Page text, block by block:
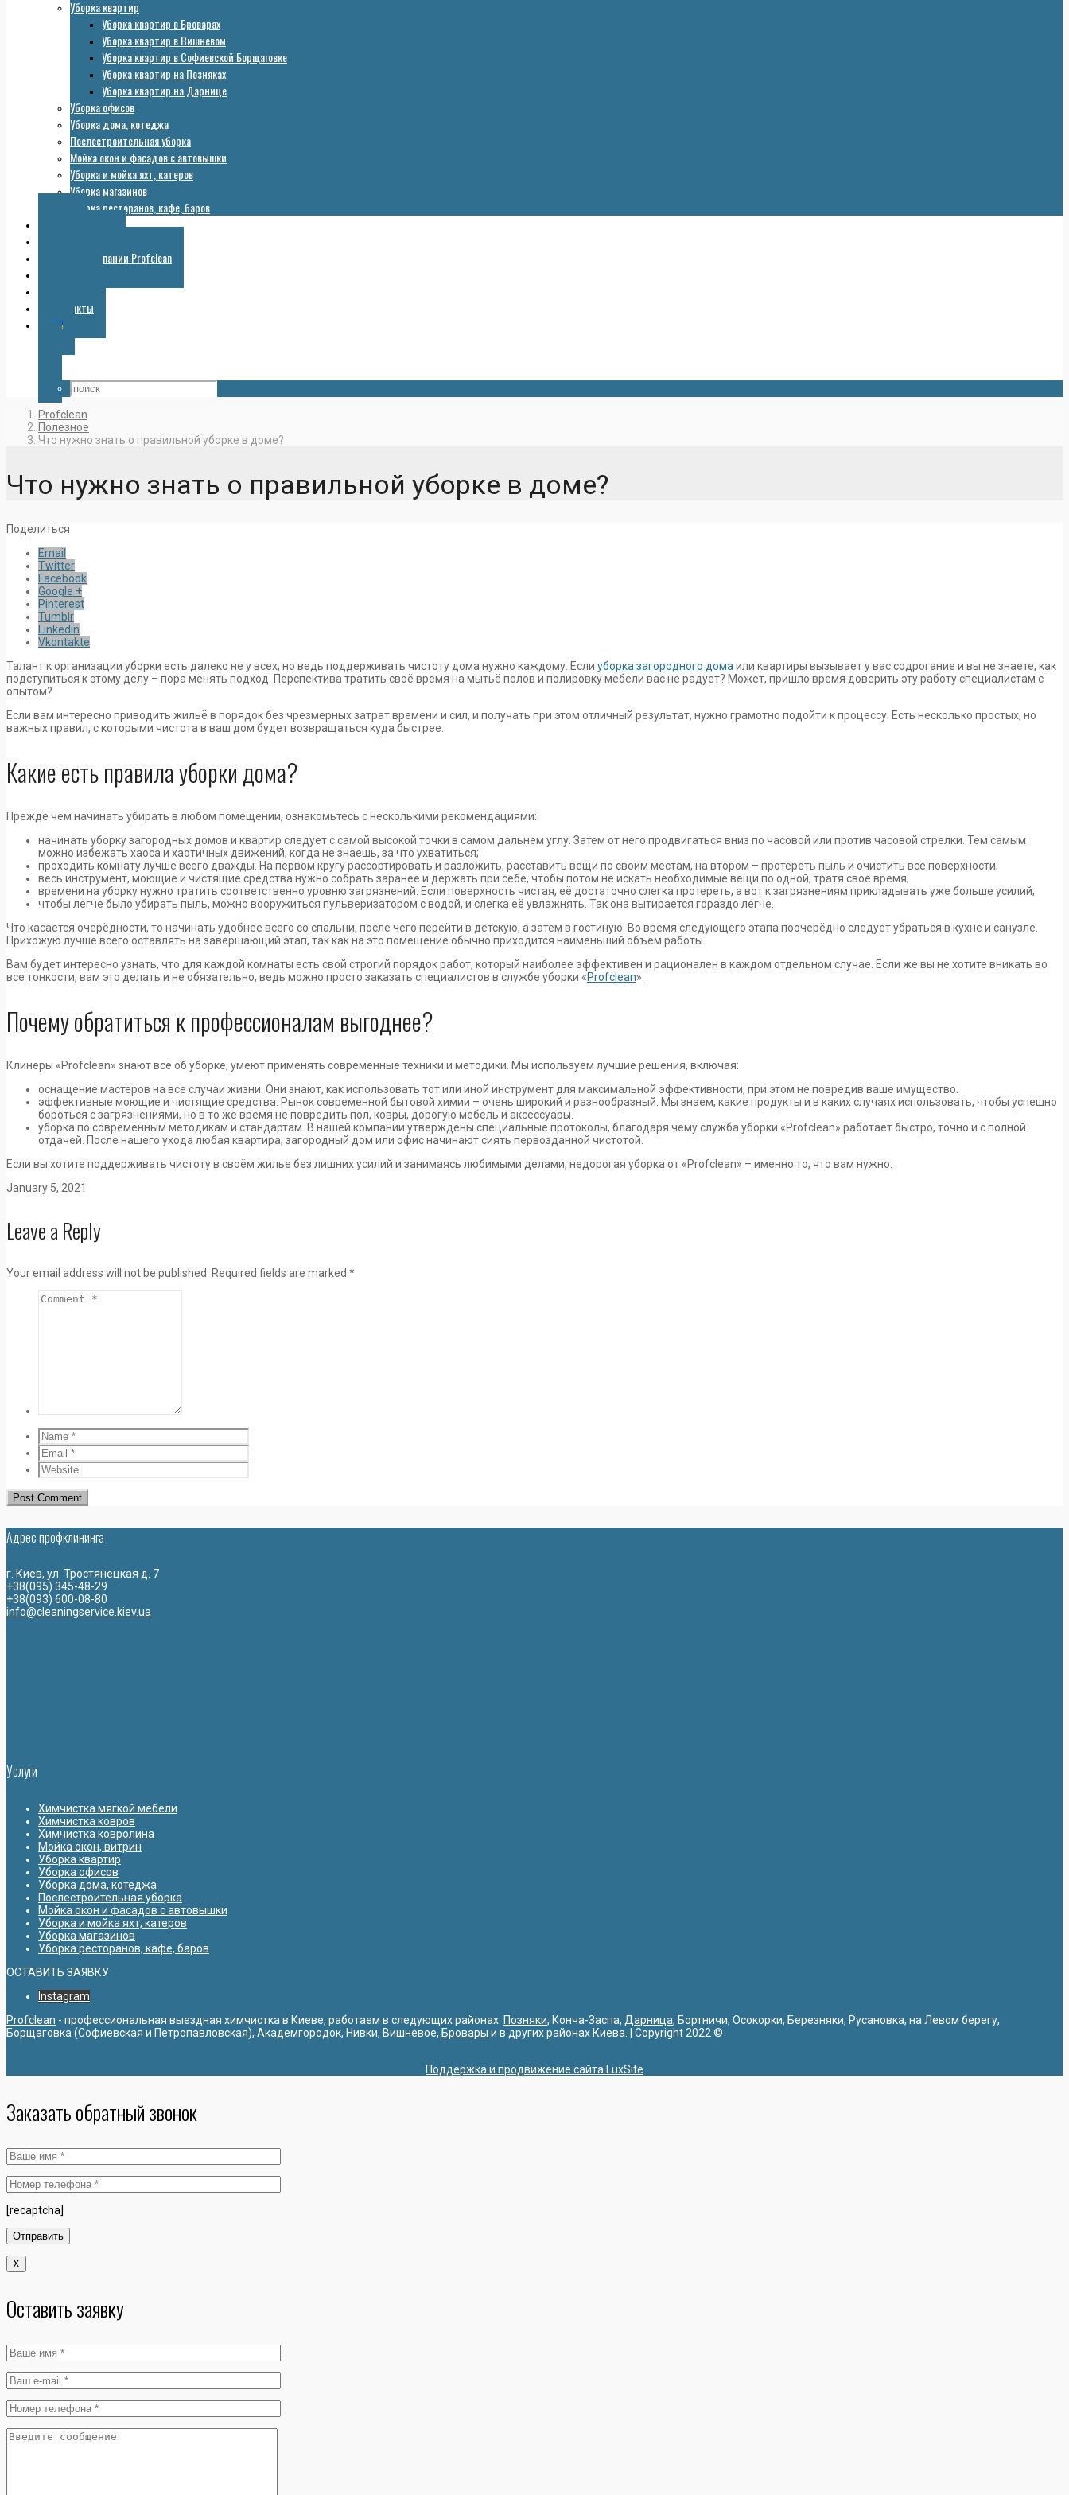
Уборка квартир
Уборка квартир в Броварах
Уборка квартир в Вишневом
Уборка квартир в Софиевской Борщаговке
Уборка квартир на Позняках
Уборка квартир на Дарнице
Уборка офисов
Уборка дома, котеджа
Послестроительная уборка
Мойка окон и фасадов с автовышки
Уборка и мойка яхт, катеров
Уборка магазинов
Уборка ресторанов, кафе, баров
Галерея компании Profclean
Контакты
Profclean
Полезное
Что нужно знать о правильной уборке в доме?
Что нужно знать о правильной уборке в доме?
Поделиться
Email
Twitter
Facebook
Google +
Pinterest
Tumblr
Linkedin
Vkontakte
Талант к организации уборки есть далеко не у всех, но ведь поддерживать чистоту дома нужно каждому. Если уборка загородного домаили квартиры вызывает у вас содрогание и вы не знаете, как
подступиться к этому делу – пора менять подход. Перспектива тратить своё время на мытьё полов и полировку мебели вас не радует? Может, пришло время доверить эту работу специалистам с
опытом?
Если вам интересно приводить жильё в порядок без чрезмерных затрат времени и сил, и получать при этом отличный результат, нужно грамотно подойти к процессу. Есть несколько простых, но
важных правил, с которыми чистота в ваш дом будет возвращаться куда быстрее.
Какие есть правила уборки дома?
Прежде чем начинать убирать в любом помещении, ознакомьтесь с несколькими рекомендациями:
начинать уборку загородных домов и квартир следует с самой высокой точки в самом дальнем углу. Затем от него продвигаться вниз по часовой или против часовой стрелки. Тем самым
можно избежать хаоса и хаотичных движений, когда не знаешь, за что ухватиться;
проходить комнату лучше всего дважды. На первом кругу рассортировать и разложить, расставить вещи по своим местам, на втором – протереть пыль и очистить все поверхности;
весь инструмент, моющие и чистящие средства нужно собрать заранее и держать при себе, чтобы потом не искать необходимые вещи по одной, тратя своё время;
времени на уборку нужно тратить соответственно уровню загрязнений. Если поверхность чистая, её достаточно слегка протереть, а вот к загрязнениям прикладывать уже больше усилий;
чтобы легче было убирать пыль, можно вооружиться пульверизатором с водой, и слегка её увлажнять. Так она вытирается гораздо легче.
Что касается очерёдности, то начинать удобнее всего со спальни, после чего перейти в детскую, а затем в гостиную. Во время следующего этапа поочерёдно следует убраться в кухне и санузле.
Прихожую лучше всего оставлять на завершающий этап, так как на это помещение обычно приходится наименьший объём работы.
Вам будет интересно узнать, что для каждой комнаты есть свой строгий порядок работ, который наиболее эффективен и рационален в каждом отдельном случае. Если же вы не хотите вникать во
все тонкости, вам это делать и не обязательно, ведь можно просто заказать специалистов в службе уборки «‎Profclean»‎.
Почему обратиться к профессионалам выгоднее?
Клинеры «‎Profclean»‎ знают всё об уборке, умеют применять современные техники и методики. Мы используем лучшие решения, включая:
оснащение мастеров на все случаи жизни. Они знают, как использовать тот или иной инструмент для максимальной эффективности, при этом не повредив ваше имущество.
эффективные моющие и чистящие средства. Рынок современной бытовой химии – очень широкий и разнообразный. Мы знаем, какие продукты и в каких случаях использовать, чтобы успешно
бороться с загрязнениями, но в то же время не повредить пол, ковры, дорогую мебель и аксессуары.
уборка по современным методикам и стандартам. В нашей компании утверждены специальные протоколы, благодаря чему служба уборки «‎Profclean»‎ работает быстро, точно и с полной
отдачей. После нашего ухода любая квартира, загородный дом или офис начинают сиять первозданной чистотой.
Если вы хотите поддерживать чистоту в своём жилье без лишних усилий и занимаясь любимыми делами, недорогая уборка от «‎Profclean»‎ – именно то, что вам нужно.
January 5, 2021
Leave a Reply
Your email address will not be published. Required fields are marked *
Адрес профклининга
г. Киев, ул. Тростянецкая д. 7
+38(095) 345-48-29
+38(093) 600-08-80
info@cleaningservice.kiev.ua
Услуги
Химчистка мягкой мебели
Химчистка ковров
Химчистка ковролина
Мойка окон, витрин
Уборка квартир
Уборка офисов
Уборка дома, котеджа
Послестроительная уборка
Мойка окон и фасадов с автовышки
Уборка и мойка яхт, катеров
Уборка магазинов
Уборка ресторанов, кафе, баров
ОСТАВИТЬ ЗАЯВКУ
Instagram
Profclean - профессиональная выездная химчистка в Киеве, работаем в следующих районах: Позняки, Конча-Заспа, Дарница, Бортничи, Осокорки, Березняки, Русановка, на Левом берегу,
Борщаговка (Софиевская и Петропавловская), Академгородок, Нивки, Вишневое, Бровары и в других районах Киева. | Copyright 2022 ©
Поддержка и продвижение сайта LuxSite
Заказать обратный звонок
[recaptcha]
X
Оставить заявку